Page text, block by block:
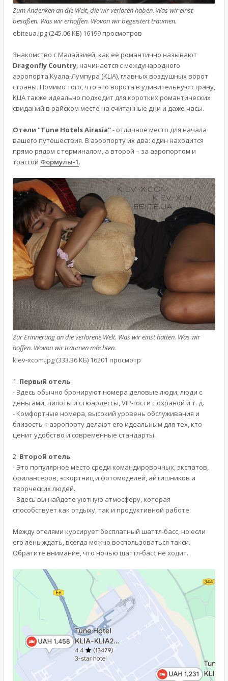
Zum Andenken an die Welt, die wir verloren haben. Was wir einst
besaßen. Was wir erhoffen. Wovon wir begeistert träumen.
ebiteua.jpg (245.06 КБ) 16199 просмотров
Знакомство с Малайзией, как её романтично называют
Dragonfly Country , начинается с международного
аэропорта Куала-Лумпура (KLIA), главных воздушных ворот
страны. Помимо того, что это ворота в удивительную страну,
KLIA также идеально подходит для коротких романтических
свиданий в райском месте на считанные дни и даже часы.
Отели "Tune Hotels Airasia"- отличное место для начала
вашего путешествия. В аэропорту их два: один находится
прямо рядом с терминалом, а второй – за аэропортом и
трассой Формулы-1.
Zur Erinnerung an die verlorene Welt. Was wir einst hatten. Was wir
hoffen. Wovon wir träumen möchten.
kiev-xcom.jpg (333.36 КБ) 16201 просмотр
1. Первый отель:
- Здесь обычно бронируют номера деловые люди, люди с
деньгами, пилоты и стюардессы, VIP-гости с охраной и т. д.
- Комфортные номера, высокий уровень обслуживания и
близость к аэропорту делают его идеальным для тех, кто
ценит удобство и современные стандарты.
2. Второй отель:
- Это популярное место среди командировочных, экспатов,
фрилансеров, эскортниц и фотомоделей, айтишников и
творческих людей.
- Здесь вы найдете уютную атмосферу, которая
способствует как отдыху, так и продуктивной работе.
Между отелями курсирует бесплатный шаттл-басс, но если
его лень ждать, всегда можно воспользоваться такси.
Обратите внимание, что ночью шаттл-басс не ходит.